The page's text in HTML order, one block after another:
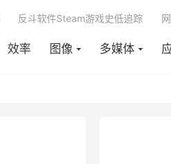
效率 图像 多媒体
反斗软件Steam游戏史低追踪